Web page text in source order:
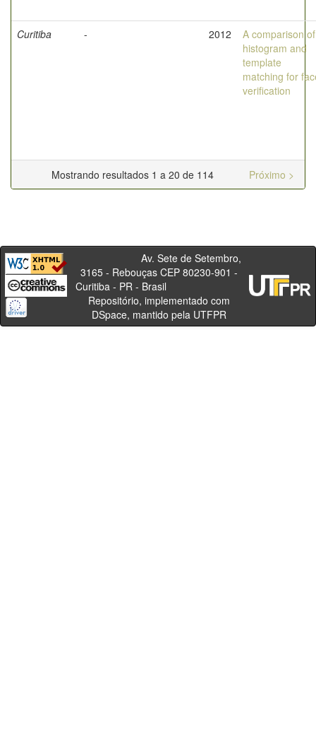
Curitiba - 2012
A comparison of
histogram and
template
matching for
verification
Mostrando resultados 1 a 20 de 114 Próximo >
Av. Sete de Setembro,
3165 - Rebouças CEP 80230-901 -
Curitiba - PR - Brasil
Repositório, implementado com
DSpace, mantido pela UTFPR